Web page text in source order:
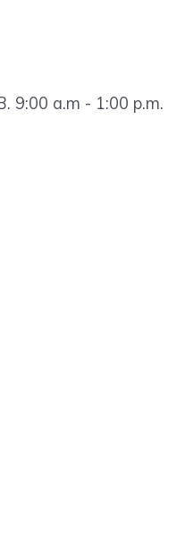
9:00 a.m - 1:00 p.m.